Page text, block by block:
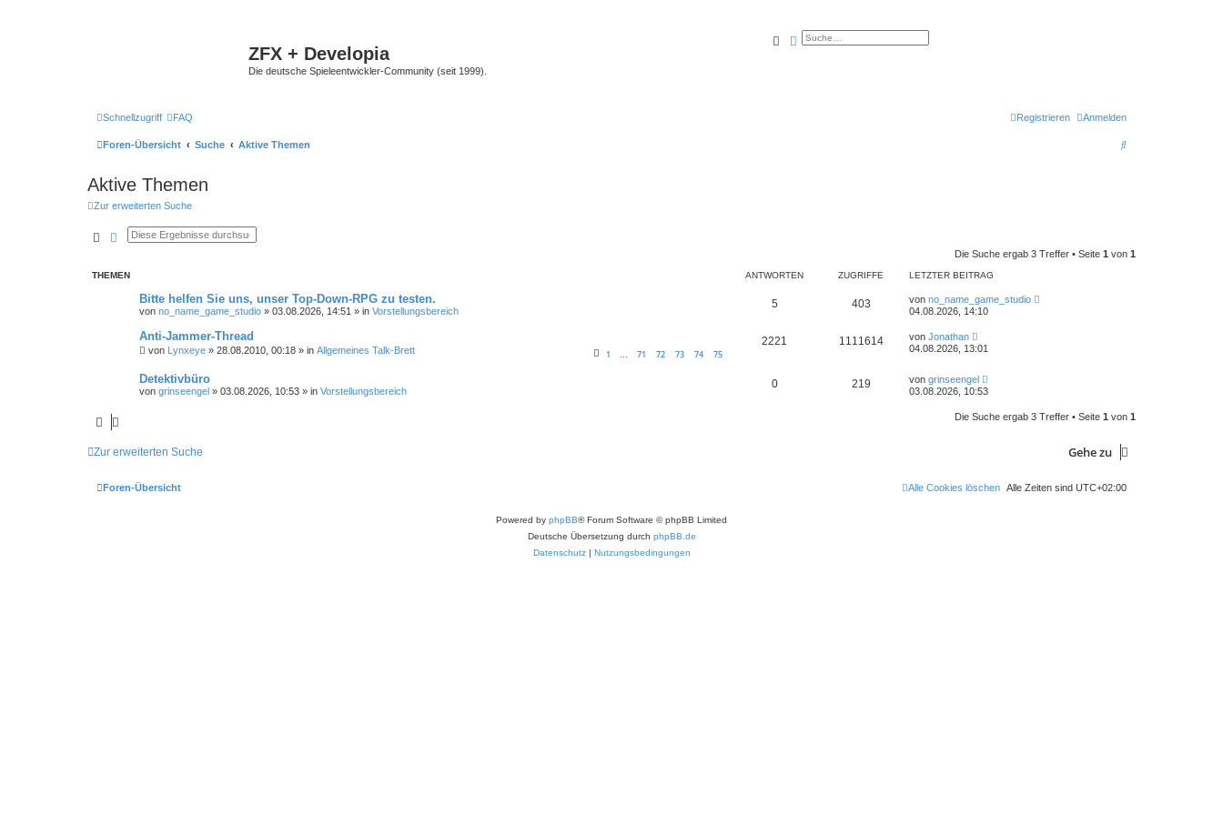
ZFX + Developia
Die deutsche Spieleentwickler-Community (seit 1999).
SucheErweiterte Suche
Schnellzugriff FAQ Anmelden
Registrieren
Foren-Übersicht Suche Aktive Themen
S
Aktive Themen
Zur erweiterten Suche
SucheErweiterte Suche
Die Suche ergab 3 Treffer • Seite 1 von 1
THEMEN ANTWORTEN ZUGRIFFE LETZTER BEITRAG
Bitte helfen Sie uns, unser Top-Down-RPG zu testen.
von no_name_game_studio » 03.08.2026, 14:51 » in Vorstellungsbereich
5 403 von no_name_game_studio
04.08.2026, 14:10
Anti-Jammer-Thread
von Lynxeye » 28.08.2010, 00:18 » in Allgemeines Talk-Brett 1 … 71 72 73 74 75
2221 1111614 von Jonathan
04.08.2026, 13:01
Detektivbüro
von grinseengel » 03.08.2026, 10:53 » in Vorstellungsbereich
0 219 von grinseengel
03.08.2026, 10:53
Die Suche ergab 3 Treffer • Seite 1 von 1
Zur erweiterten Suche Gehe zu
Foren-Übersicht Alle Zeiten sind UTC+02:00
Alle Cookies löschen
Powered by phpBB® Forum Software © phpBB Limited
Deutsche Übersetzung durch phpBB.de
Datenschutz| Nutzungsbedingungen